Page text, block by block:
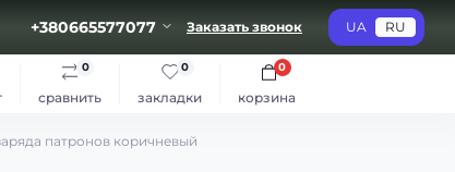
+380665577077 Заказать звонок UA RU
сравнить
0
закладки
0
корзина
0
патронов коричневый